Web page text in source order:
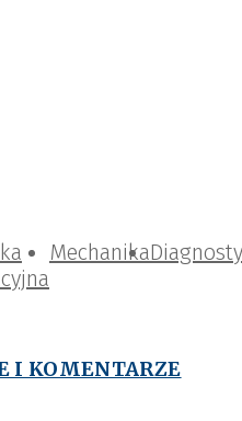
Mechanika
I KOMENTARZE